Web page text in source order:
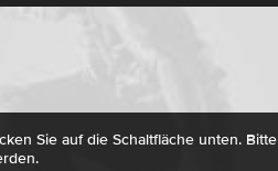
Sie auf die Schaltfläche unten. Bitte